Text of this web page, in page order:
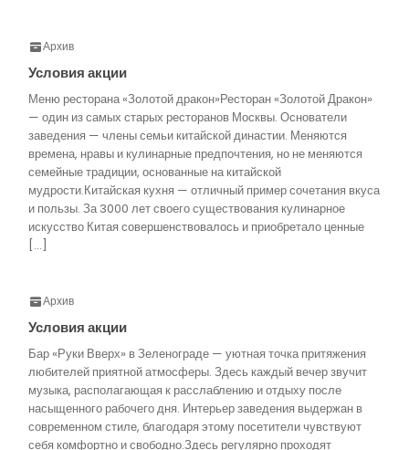
Архив
Условия акции
Меню ресторана «Золотой дракон»Ресторан «Золотой Дракон»
— один из самых старых ресторанов Москвы. Основатели
заведения — члены семьи китайской династии. Меняются
времена, нравы и кулинарные предпочтения, но не меняются
семейные традиции, основанные на китайской
мудрости.Китайская кухня — отличный пример сочетания вкуса
и пользы. За 3000 лет своего существования кулинарное
искусство Китая совершенствовалось и приобретало ценные
[…]
Архив
Условия акции
Бар «Руки Вверх» в Зеленограде — уютная точка притяжения
любителей приятной атмосферы. Здесь каждый вечер звучит
музыка, располагающая к расслаблению и отдыху после
насыщенного рабочего дня. Интерьер заведения выдержан в
современном стиле, благодаря этому посетители чувствуют
себя комфортно и свободно.Здесь регулярно проходят